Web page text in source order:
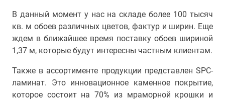
В данный момент у нас на складе более 100 тысяч
кв. м обоев различных цветов, фактур и ширин. Еще
ждем в ближайшее время поставку обоев шириной
1,37 м, которые будут интересны частным клиентам.
Также в ассортименте продукции представлен SPC-
ламинат. Это инновационное каменное покрытие,
которое состоит на 70% из мраморной крошки и